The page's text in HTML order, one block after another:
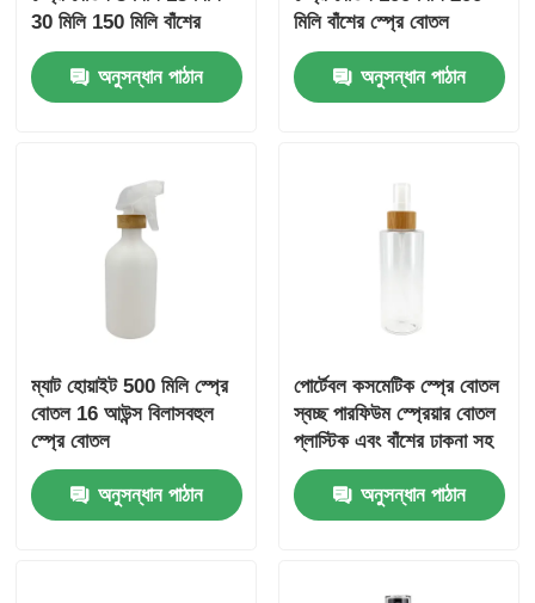
সিরাপ ডিসপেনসার পাম্প
নাক স্প্রেয়ার
30 মিলি 150 মিলি বাঁশের
কসমেটিক বোতল
অনুসন্ধান পাঠান
মিলি বাঁশের স্প্রে বোতল
বৃত্তাকার কাঁধ সহ
অনুসন্ধান পাঠান
ম্যাট হোয়াইট 500 মিলি স্প্রে
বোতল 16 আউন্স বিলাসবহুল
স্প্রে বোতল
অনুসন্ধান পাঠান
পোর্টেবল কসমেটিক স্প্রে বোতল
স্বচ্ছ পারফিউম স্প্রেয়ার বোতল
প্লাস্টিক এবং বাঁশের ঢাকনা সহ
100 মিলি
অনুসন্ধান পাঠান